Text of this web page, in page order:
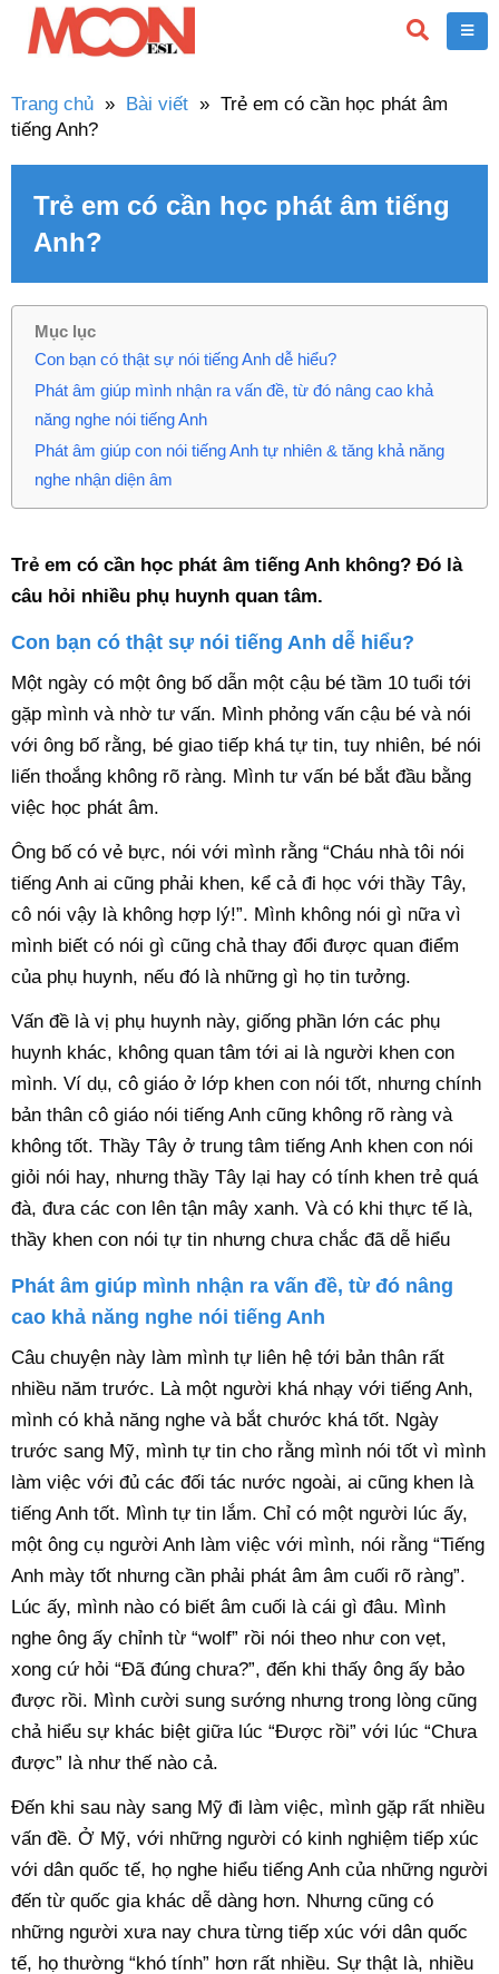
Trang chủ » Bài viết » Trẻ em có cần học phát âm
tiếng Anh?
Trẻ em có cần học phát âm tiếng
Anh?
Mục lục
Con bạn có thật sự nói tiếng Anh dễ hiểu?
Phát âm giúp mình nhận ra vấn đề, từ đó nâng cao khả
năng nghe nói tiếng Anh
Phát âm giúp con nói tiếng Anh tự nhiên & tăng khả năng
nghe nhận diện âm
Trẻ em có cần học phát âm tiếng Anh không? Đó là
câu hỏi nhiều phụ huynh quan tâm.
Con bạn có thật sự nói tiếng Anh dễ hiểu?
Một ngày có một ông bố dẫn một cậu bé tầm 10 tuổi tới
gặp mình và nhờ tư vấn. Mình phỏng vấn cậu bé và nói
với ông bố rằng, bé giao tiếp khá tự tin, tuy nhiên, bé nói
liến thoắng không rõ ràng. Mình tư vấn bé bắt đầu bằng
việc học phát âm.
Ông bố có vẻ bực, nói với mình rằng “Cháu nhà tôi nói
tiếng Anh ai cũng phải khen, kể cả đi học với thầy Tây,
cô nói vậy là không hợp lý!”. Mình không nói gì nữa vì
mình biết có nói gì cũng chả thay đổi được quan điểm
của phụ huynh, nếu đó là những gì họ tin tưởng.
Vấn đề là vị phụ huynh này, giống phần lớn các phụ
huynh khác, không quan tâm tới ai là người khen con
mình. Ví dụ, cô giáo ở lớp khen con nói tốt, nhưng chính
bản thân cô giáo nói tiếng Anh cũng không rõ ràng và
không tốt. Thầy Tây ở trung tâm tiếng Anh khen con nói
giỏi nói hay, nhưng thầy Tây lại hay có tính khen trẻ quá
đà, đưa các con lên tận mây xanh. Và có khi thực tế là,
thầy khen con nói tự tin nhưng chưa chắc đã dễ hiểu
Phát âm giúp mình nhận ra vấn đề, từ đó nâng
cao khả năng nghe nói tiếng Anh
Câu chuyện này làm mình tự liên hệ tới bản thân rất
nhiều năm trước. Là một người khá nhạy với tiếng Anh,
mình có khả năng nghe và bắt chước khá tốt. Ngày
trước sang Mỹ, mình tự tin cho rằng mình nói tốt vì mình
làm việc với đủ các đối tác nước ngoài, ai cũng khen là
tiếng Anh tốt. Mình tự tin lắm. Chỉ có một người lúc ấy,
một ông cụ người Anh làm việc với mình, nói rằng “Tiếng
Anh mày tốt nhưng cần phải phát âm âm cuối rõ ràng”.
Lúc ấy, mình nào có biết âm cuối là cái gì đâu. Mình
nghe ông ấy chỉnh từ “wolf” rồi nói theo như con vẹt,
xong cứ hỏi “Đã đúng chưa?”, đến khi thấy ông ấy bảo
được rồi. Mình cười sung sướng nhưng trong lòng cũng
chả hiểu sự khác biệt giữa lúc “Được rồi” với lúc “Chưa
được” là như thế nào cả.
Đến khi sau này sang Mỹ đi làm việc, mình gặp rất nhiều
vấn đề. Ở Mỹ, với những người có kinh nghiệm tiếp xúc
với dân quốc tế, họ nghe hiểu tiếng Anh của những người
đến từ quốc gia khác dễ dàng hơn. Nhưng cũng có
những người xưa nay chưa từng tiếp xúc với dân quốc
tế, họ thường “khó tính” hơn rất nhiều. Sự thật là, nhiều